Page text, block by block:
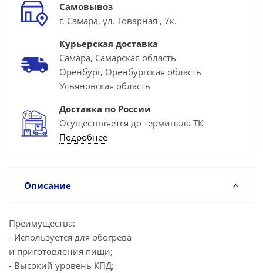
Самовывоз
г. Самара, ул. Товарная , 7к.
Курьерская доставка
Самара, Самарская область
Оренбург, Оренбургская область
Ульяновская область
Доставка по России
Осуществляется до терминала ТК
Подробнее
Описание
Преимущества:
- Используется для обогрева
и приготовления пищи;
- Высокий уровень КПД;